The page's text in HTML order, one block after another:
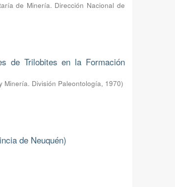
de Minería. Dirección Nacional de
de Trilobites en la Formación
Minería. División Paleontología, 1970)
de Neuquén)